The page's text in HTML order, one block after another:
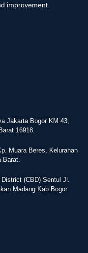
improvement
Jakarta Bogor KM 43,
16918.
Muara Beres, Kelurahan
(CBD) Sentul Jl.
Madang Kab Bogor